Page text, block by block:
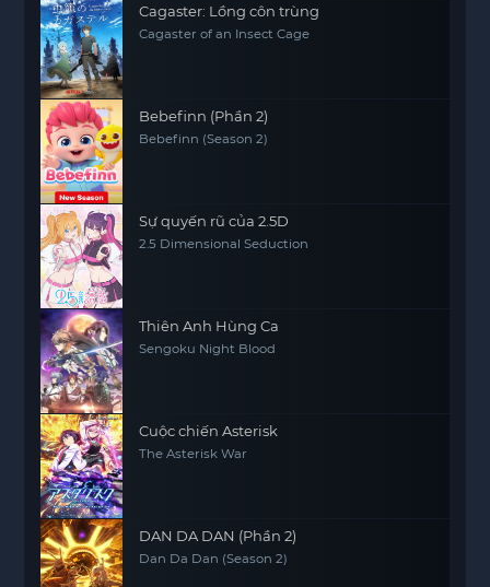
Cagaster: Lồng côn trùng
Cagaster of an Insect Cage
Bebefinn (Phần 2)
Bebefinn (Season 2)
Sự quyến rũ của 2.5D
2.5 Dimensional Seduction
Thiên Anh Hùng Ca
Sengoku Night Blood
Cuộc chiến Asterisk
The Asterisk War
DAN DA DAN (Phần 2)
Dan Da Dan (Season 2)